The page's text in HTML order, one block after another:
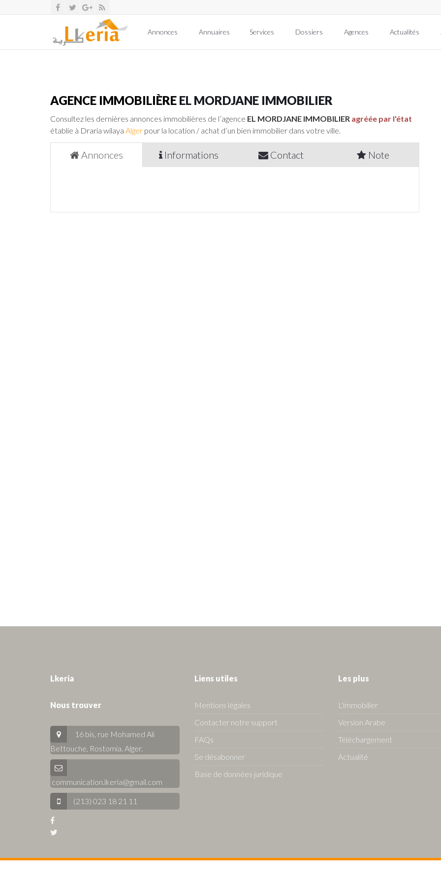
Annonces Annuaires Services Dossiers Agences Actualités
AGENCE IMMOBILIÈRE EL MORDJANE IMMOBILIER
Consultez les dernières annonces immobilières de l’agence EL MORDJANE IMMOBILIER agréée par l'état
établie à Draria wilaya Alger pour la location / achat d’un bien immobilier dans votre ville.
Annonces Informations Contact Note
Lkeria
Nous trouver
16 bis, rue Mohamed Ali
Bettouche, Rostomia. Alger.
communication.lkeria@gmail.com
(213) 023 18 21 11
Liens utiles
Mentions légales
Contacter notre support
FAQs
Se désabonner
Base de données juridique
Les plus
L'immobilier
Version Arabe
Téléchargement
Actualité